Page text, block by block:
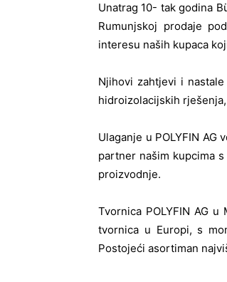
Unatrag 10- tak godina
Rumunjskoj prodaje
interesu naših kupaca
Njihovi zahtjevi i
hidroizolacijskih
Ulaganje u POLYFIN
partner našim kupcima
proizvodnje.
Tvornica POLYFIN AG
tvornica u Europi, s
Postojeći asortiman